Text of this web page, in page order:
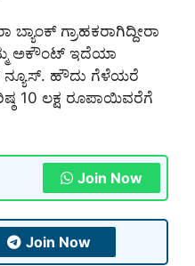
ಗ್ರಾಹಕರಾಗಿದ್ದೀರಾ
ಅಕೌಂಟ್ ಇದೆಯಾ
ನ್ಯೂಸ್. ಹೌದು ಗೆಳೆಯರೆ
10 ಲಕ್ಷ ರೂಪಾಯಿವರೆಗೆ
Join Now
Join Now